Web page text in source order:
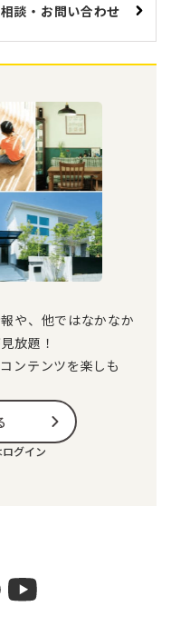
談・お問い合わせ
や、他ではなかなか
放題！
ンテンツを楽しも
グイン